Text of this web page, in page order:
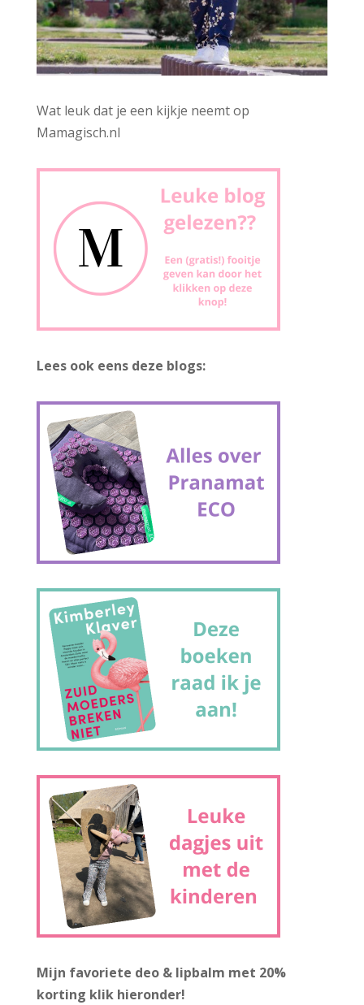
Wat leuk dat je een kijkje neemt op
Mamagisch.nl
Lees ook eens deze blogs:
Mijn favoriete deo & lipbalm met 20%
korting klik hieronder!